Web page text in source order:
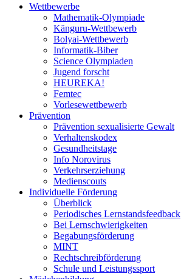
Wettbewerbe
Mathematik-Olympiade
Känguru-Wettbewerb
Bolyai-Wettbewerb
Informatik-Biber
Science Olympiaden
Jugend forscht
HEUREKA!
Femtec
Vorlesewettbewerb
Prävention
Prävention sexualisierte Gewalt
Verhaltenskodex
Gesundheitstage
Info Norovirus
Verkehrserziehung
Medienscouts
Individuelle Förderung
Überblick
Periodisches Lernstandsfeedback
Bei Lernschwierigkeiten
Begabungsförderung
MINT
Rechtschreibförderung
Schule und Leistungssport